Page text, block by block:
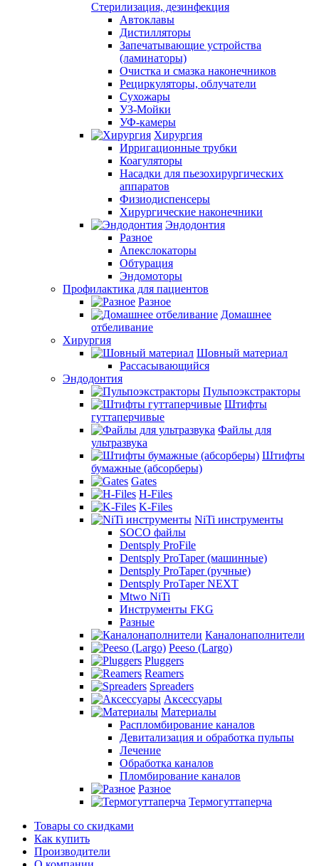
Стерилизация, дезинфекция
Автоклавы
Дистилляторы
Запечатывающие устройства
(ламинаторы)
Очистка и смазка наконечников
Рециркуляторы, облучатели
Сухожары
УЗ-Мойки
УФ-камеры
Хирургия
Ирригационные трубки
Коагуляторы
Насадки для пьезохирургических
аппаратов
Физиодиспенсеры
Хирургические наконечники
Эндодонтия
Разное
Апекслокаторы
Обтурация
Эндомоторы
Профилактика для пациентов
Разное
Домашнее
отбеливание
Хирургия
Шовный материал
Рассасывающийся
Эндодонтия
Пульпоэкстракторы
Штифты
гуттаперчивые
Файлы для
ультразвука
Штифты
бумажные (абсорберы)
Gates
H-Files
K-Files
NiTi инструменты
SOCO файлы
Dentsply ProFile
Dentsply ProTaper (машинные)
Dentsply ProTaper (ручные)
Dentsply ProTaper NEXT
Mtwo NiTi
Инструменты FKG
Разные
Каналонаполнители
Peeso (Largo)
Pluggers
Reamers
Spreaders
Аксессуары
Материалы
Распломбирование каналов
Девитализация и обработка пульпы
Лечение
Обработка каналов
Пломбирование каналов
Разное
Термогуттаперча
Товары со скидками
Как купить
Производители